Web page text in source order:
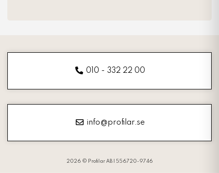
010 - 332 22 00
info@profilar.se
2026 © Profilar AB | 556720-9746